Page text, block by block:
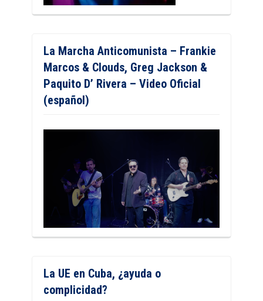
La Marcha Anticomunista – Frankie
Marcos & Clouds, Greg Jackson &
Paquito D’ Rivera – Video Oficial
(español)
La UE en Cuba, ¿ayuda o
complicidad?